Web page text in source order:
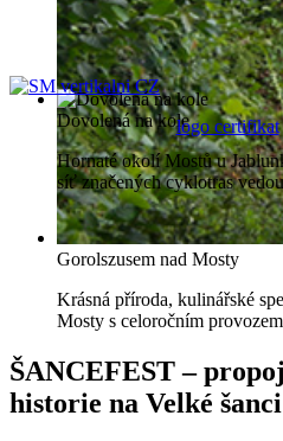
Gorolszusem nad Mosty
Krásná příroda, kulinářské
Mosty s celoročním
Dovolená na kole
Hornaté okolí Mostů u
síť značených cyklotras
ŠANCEFEST –
historie na Velké šanci